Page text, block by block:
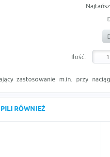
Ilość:
zastosowanie m.in. przy
RÓWNIEŻ